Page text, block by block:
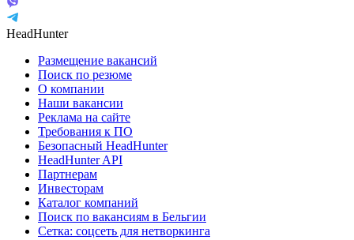
HeadHunter
Размещение вакансий
Поиск по резюме
О компании
Наши вакансии
Реклама на сайте
Требования к ПО
Безопасный HeadHunter
HeadHunter API
Партнерам
Инвесторам
Каталог компаний
Поиск по вакансиям в Бельгии
Сетка: соцсеть для нетворкинга